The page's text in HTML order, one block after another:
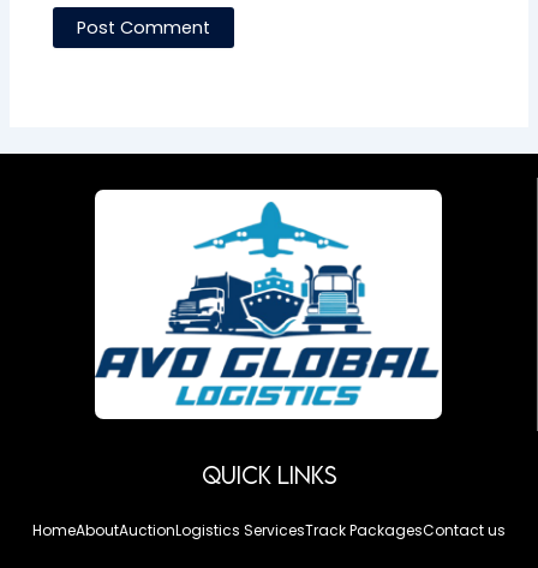
Quick Links
HomeAboutAuctionLogistics ServicesTrack PackagesContact us